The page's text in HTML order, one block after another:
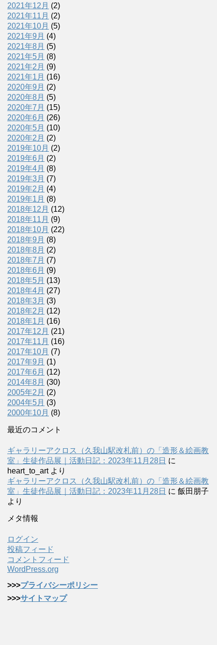
2021年12月 (2)
2021年11月 (2)
2021年10月 (5)
2021年9月 (4)
2021年8月 (5)
2021年5月 (8)
2021年2月 (9)
2021年1月 (16)
2020年9月 (2)
2020年8月 (5)
2020年7月 (15)
2020年6月 (26)
2020年5月 (10)
2020年2月 (2)
2019年10月 (2)
2019年6月 (2)
2019年4月 (8)
2019年3月 (7)
2019年2月 (4)
2019年1月 (8)
2018年12月 (12)
2018年11月 (9)
2018年10月 (22)
2018年9月 (8)
2018年8月 (2)
2018年7月 (7)
2018年6月 (9)
2018年5月 (13)
2018年4月 (27)
2018年3月 (3)
2018年2月 (12)
2018年1月 (16)
2017年12月 (21)
2017年11月 (16)
2017年10月 (7)
2017年9月 (1)
2017年6月 (12)
2014年8月 (30)
2005年2月 (2)
2004年5月 (3)
2000年10月 (8)
最近のコメント
ギャラリーアクロス（久我山駅改札前）の「造形＆絵画教
室」生徒作品展｜活動日記：2023年11月28日 に
heart_to_artより
ギャラリーアクロス（久我山駅改札前）の「造形＆絵画教
室」生徒作品展｜活動日記：2023年11月28日 に 飯田朋子
より
メタ情報
ログイン
投稿フィード
コメントフィード
WordPress.org
>>>プライバシーポリシー
>>>サイトマップ